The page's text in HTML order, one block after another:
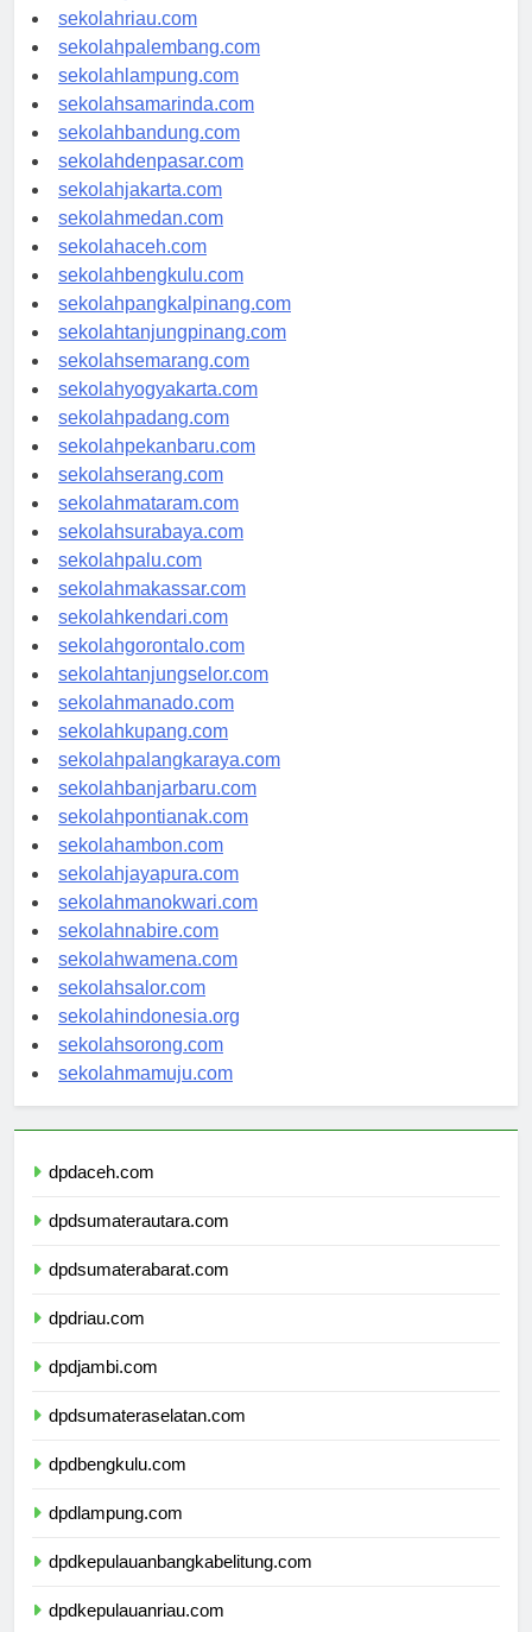
sekolahjambi.com
sekolahriau.com
sekolahpalembang.com
sekolahlampung.com
sekolahsamarinda.com
sekolahbandung.com
sekolahdenpasar.com
sekolahjakarta.com
sekolahmedan.com
sekolahaceh.com
sekolahbengkulu.com
sekolahpangkalpinang.com
sekolahtanjungpinang.com
sekolahsemarang.com
sekolahyogyakarta.com
sekolahpadang.com
sekolahpekanbaru.com
sekolahserang.com
sekolahmataram.com
sekolahsurabaya.com
sekolahpalu.com
sekolahmakassar.com
sekolahkendari.com
sekolahgorontalo.com
sekolahtanjungselor.com
sekolahmanado.com
sekolahkupang.com
sekolahpalangkaraya.com
sekolahbanjarbaru.com
sekolahpontianak.com
sekolahambon.com
sekolahjayapura.com
sekolahmanokwari.com
sekolahnabire.com
sekolahwamena.com
sekolahsalor.com
sekolahindonesia.org
sekolahsorong.com